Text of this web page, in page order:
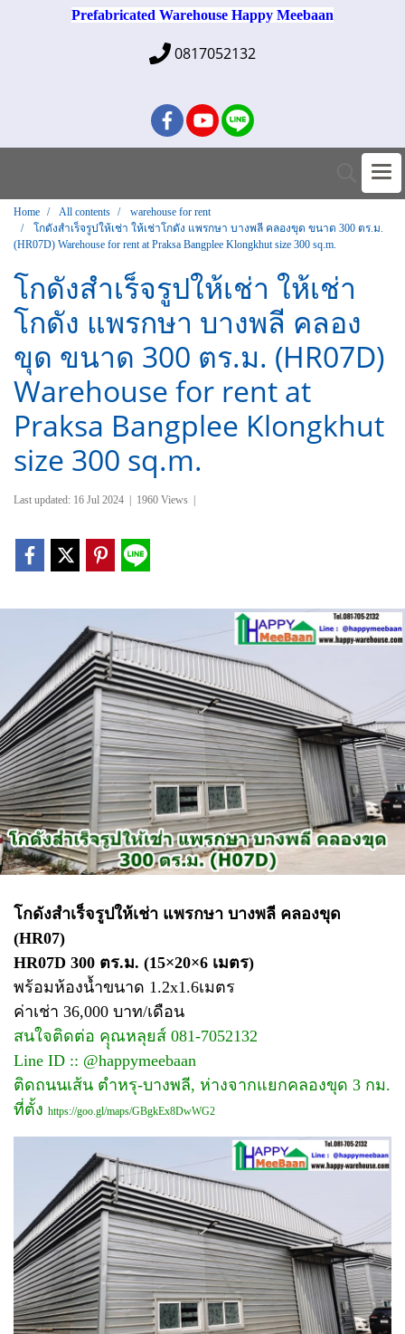
Prefabricated Warehouse Happy Meebaan
0817052132
Home All contents
warehouse for rent
โกดังสำเร็จรูปให้เช่า ให้เช่าโกดัง แพรกษา บางพลี คลองขุด ขนาด 300 ตร.ม.
(HR07D) Warehouse for rent at Praksa Bangplee Klongkhut size 300 sq.m.
โกดังสำเร็จรูปให้เช่า ให้เช่า
โกดัง แพรกษา บางพลี คลอง
ขุด ขนาด 300 ตร.ม. (HR07D)
Warehouse for rent at
Praksa Bangplee Klongkhut
size 300 sq.m.
Last updated: 16 Jul 2024 1960 Views
โกดังสำเร็จรูปให้เช่า แพรกษา บางพลี คลองขุด
(HR07)
HR07D 300 ตร.ม. (15×20×6 เมตร)
พร้อมห้องน้ำขนาด 1.2x1.6เมตร
ค่าเช่า 36,000 บาท/เดือน
สนใจติดต่อ คุุณหลุยส์ 081-7052132
Line ID :: @happymeebaan
ติดถนนเส้น ตำหรุ-บางพลี, ห่างจากแยกคลองขุด 3 กม.
ที่ตั้ง https://goo.gl/maps/GBgkEx8DwWG2